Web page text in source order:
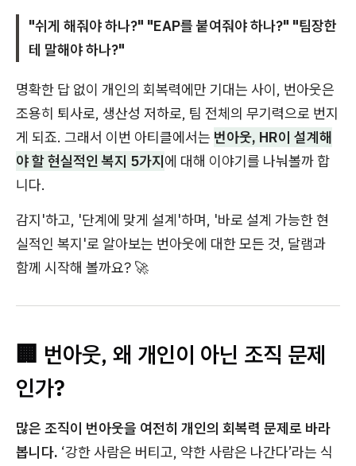
"쉬게 해줘야 하나?" "EAP를 붙여줘야 하나?" "팀장한
테 말해야 하나?"
명확한 답 없이 개인의 회복력에만 기대는 사이, 번아웃은
조용히 퇴사로, 생산성 저하로, 팀 전체의 무기력으로 번지
게 되죠. 그래서 이번 아티클에서는 번아웃, HR이 설계해
야 할 현실적인 복지 5가지에 대해 이야기를 나눠볼까 합
니다.
감지'하고, '단계에 맞게 설계'하며, '바로 설계 가능한 현
실적인 복지'로 알아보는 번아웃에 대한 모든 것, 달램과
함께 시작해 볼까요? 🚀
🏢 번아웃, 왜 개인이 아닌 조직 문제
인가?
많은 조직이 번아웃을 여전히 개인의 회복력 문제로 바라
봅니다. ‘강한 사람은 버티고, 약한 사람은 나간다’라는 식